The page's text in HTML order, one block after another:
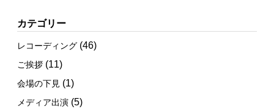
カテゴリー
レコーディング (46)
ご挨拶 (11)
会場の下見 (1)
メディア出演 (5)